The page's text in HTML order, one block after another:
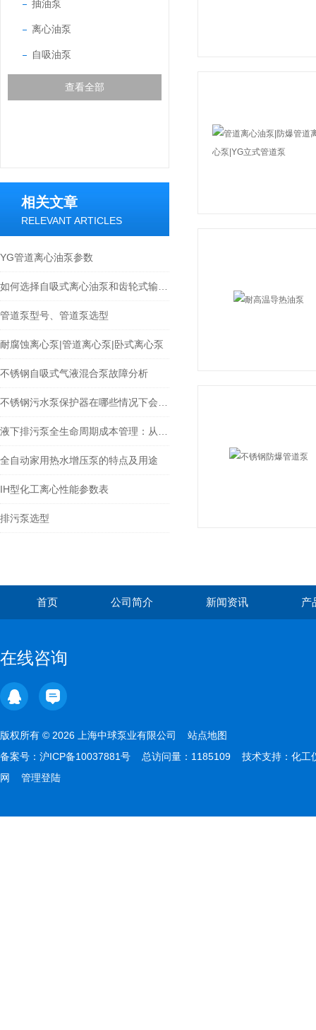
抽油泵
离心油泵
自吸油泵
查看全部
相关文章
RELEVANT ARTICLES
YG管道离心油泵参数
管道泵型号、管道泵选型
耐腐蚀离心泵|管道离心泵|卧式离心泵
不锈钢自吸式气液混合泵故障分析
全自动家用热水增压泵的特点及用途
IH型化工离心性能参数表
排污泵选型
首页 公司简介 新闻资讯 产
在线咨询
版权所有 © 2026 上海中球泵业有限公司 站点地图
备案号： 沪ICP备10037881号 总访问量：1185109 技术支持： 化工
网
管理登陆